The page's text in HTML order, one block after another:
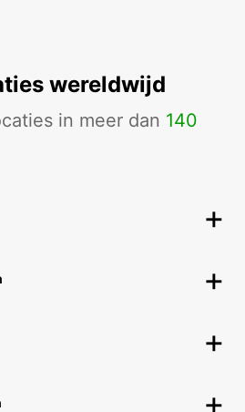
wereldwijd
in meer dan 140